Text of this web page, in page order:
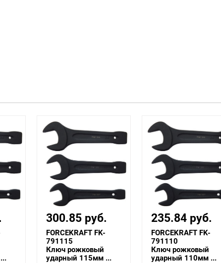
300.85 руб.
FORCEKRAFT FK-
791115
Ключ рожковый
ударный 115мм ...
235.84 руб.
FORCEKRAFT FK-
791110
Ключ рожковый
ударный 110мм ...